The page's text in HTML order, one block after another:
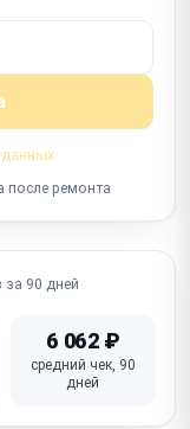
после ремонта
за 90 дней
6 062 ₽
средний чек, 90
дней